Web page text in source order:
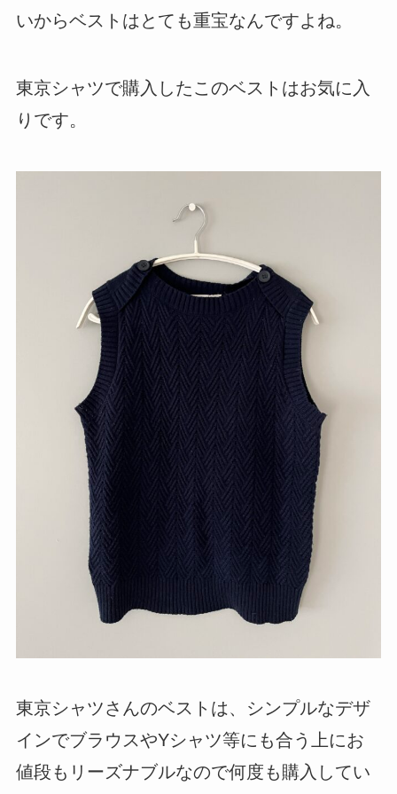
いからベストはとても重宝なんですよね。
東京シャツで購入したこのベストはお気に入
りです。
東京シャツさんのベストは、シンプルなデザ
インでブラウスやYシャツ等にも合う上にお
値段もリーズナブルなので何度も購入してい